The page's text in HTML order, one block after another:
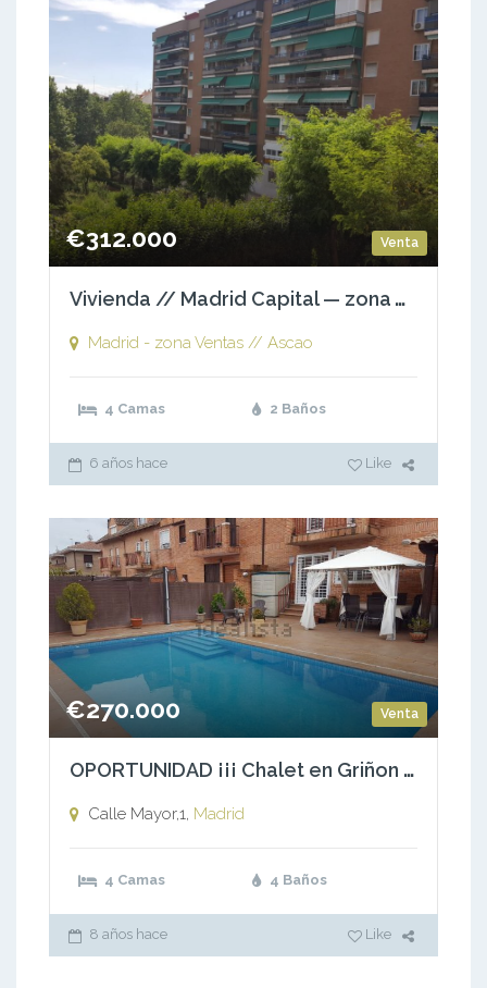
Venta
€312.000
Vivienda // Madrid Capital — zona Ascao – Ventas
Madrid - zona Ventas // Ascao
4 Camas 2 Baños
6 años hace Like
Venta
€270.000
OPORTUNIDAD ¡¡¡ Chalet en Griñon – Cuesta de la Frontera- Calle Mayor,1
Calle Mayor,1, Madrid
4 Camas 4 Baños
8 años hace Like